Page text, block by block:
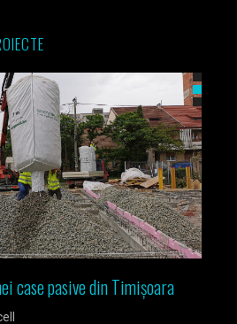
case pasive din Timișoara